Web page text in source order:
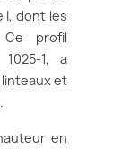
I, dont les
Ce profil
1, a
et
en